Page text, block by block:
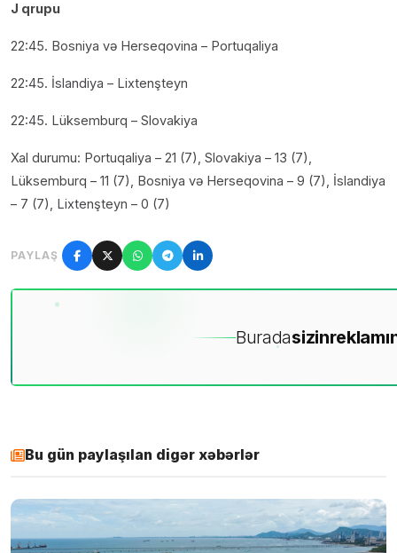
J qrupu
22:45. Bosniya və Herseqovina – Portuqaliya
22:45. İslandiya – Lixtenşteyn
22:45. Lüksemburq – Slovakiya
Xal durumu: Portuqaliya – 21 (7), Slovakiya – 13 (7),
Lüksemburq – 11 (7), Bosniya və Herseqovina – 9 (7), İslandiya
– 7 (7), Lixtenşteyn – 0 (7)
PAYLAŞ
Buradasizin
Bu gün paylaşılan digər xəbərlər